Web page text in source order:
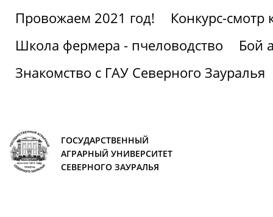
Провожаем 2021 год!
Конкурс-
Школа фермера - пчеловодство
Бой
Знакомство с ГАУ Северного Зауралья
ГОСУДАРСТВЕННЫЙ
АГРАРНЫЙ УНИВЕРСИТЕТ
СЕВЕРНОГО ЗАУРАЛЬЯ